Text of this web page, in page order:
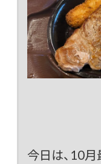
今日は、10